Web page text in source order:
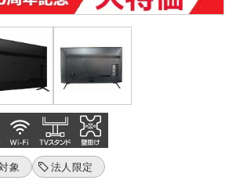
象 法人限定